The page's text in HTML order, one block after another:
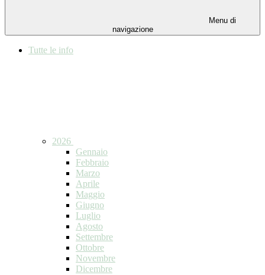
Menu di
navigazione
Tutte le info
2026
Gennaio
Febbraio
Marzo
Aprile
Maggio
Giugno
Luglio
Agosto
Settembre
Ottobre
Novembre
Dicembre